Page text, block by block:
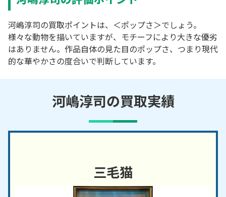
河嶋淳司の買取ポイントは、＜ポップさ＞でしょう。
様々な動物を描いていますが、モチーフにより大きな優劣
はありません。作品自体の見た目のポップさ、つまり現代
的な華やかさの度合いで判断しています。
河嶋淳司の買取実績
三毛猫